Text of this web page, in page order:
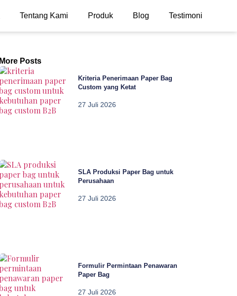
Tentang Kami Produk Blog Testimoni
More Posts
Kriteria Penerimaan Paper Bag
Custom yang Ketat
27 Juli 2026
SLA Produksi Paper Bag untuk
Perusahaan
27 Juli 2026
Formulir Permintaan Penawaran
Paper Bag
27 Juli 2026